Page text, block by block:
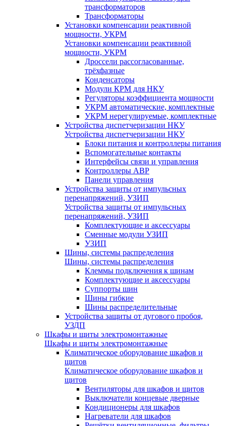
трансформаторов
Трансформаторы
Установки компенсации реактивной
мощности, УКРМ
Установки компенсации реактивной
мощности, УКРМ
Дроссели рассогласованные,
трёхфазные
Конденсаторы
Модули КРМ для НКУ
Регуляторы коэффициента мощности
УКРМ автоматические, комплектные
УКРМ нерегулируемые, комплектные
Устройства диспетчеризации НКУ
Устройства диспетчеризации НКУ
Блоки питания и контроллеры питания
Вспомогательные контакты
Интерфейсы связи и управления
Контроллеры АВР
Панели управления
Устройства защиты от импульсных
перенапряжений, УЗИП
Устройства защиты от импульсных
перенапряжений, УЗИП
Комплектующие и аксессуары
Сменные модули УЗИП
УЗИП
Шины, системы распределения
Шины, системы распределения
Клеммы подключения к шинам
Комплектующие и аксессуары
Суппорты шин
Шины гибкие
Шины распределительные
Устройства защиты от дугового пробоя,
УЗДП
Шкафы и щиты электромонтажные
Шкафы и щиты электромонтажные
Климатическое оборудование шкафов и
щитов
Климатическое оборудование шкафов и
щитов
Вентиляторы для шкафов и щитов
Выключатели концевые дверные
Кондиционеры для шкафов
Нагреватели для шкафов